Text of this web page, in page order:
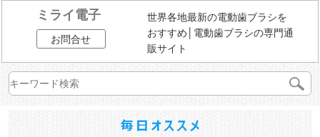
ミライ電子
お問合せ
世界各地最新の電動歯ブラシを
おすすめ│電動歯ブラシの専門通
販サイト